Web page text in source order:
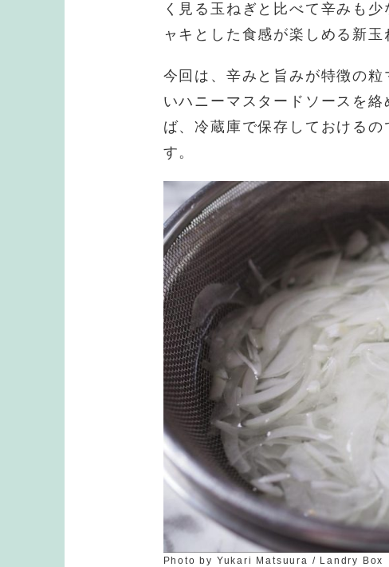
く見る玉ねぎと比べて辛みも
ャキとした食感が楽しめる新
今回は、辛みと旨みが特徴の
いハニーマスタードソースを
ば、冷蔵庫で保存しておける
す。
Photo by Yukari Matsuura / Landry Box